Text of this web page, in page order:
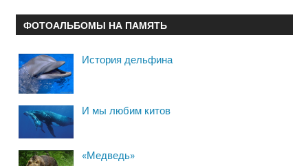
ФОТОАЛЬБОМЫ НА ПАМЯТЬ
История дельфина
И мы любим китов
«Медведь»